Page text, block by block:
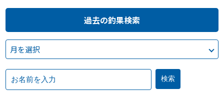
過去の釣果検索